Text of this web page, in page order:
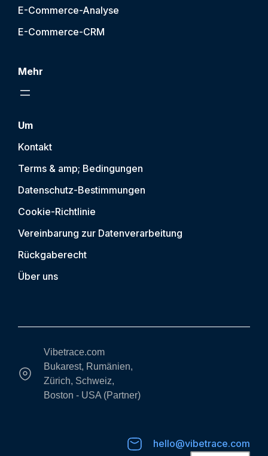
E-Commerce-Analyse
E-Commerce-CRM
Mehr
Um
Kontakt
Terms & amp; Bedingungen
Datenschutz-Bestimmungen
Cookie-Richtlinie
Vereinbarung zur Datenverarbeitung
Rückgaberecht
Über uns
Vibetrace.com
Bukarest, Rumänien,
Zürich, Schweiz,
Boston - USA (Partner)
hello@vibetrace.com